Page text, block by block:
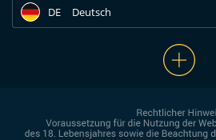
DE Deutsch